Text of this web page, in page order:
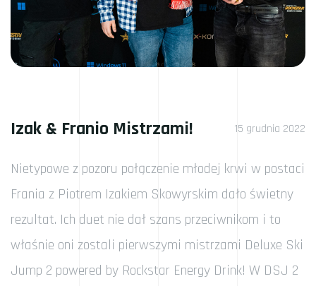
Izak & Franio Mistrzami! 15 grudnia 2022
Nietypowe z pozoru połączenie młodej krwi w postaci
Frania z Piotrem Izakiem Skowyrskim dało świetny
rezultat. Ich duet nie dał szans przeciwnikom i to
właśnie oni zostali pierwszymi mistrzami Deluxe Ski
Jump 2 powered by Rockstar Energy Drink! W DSJ 2